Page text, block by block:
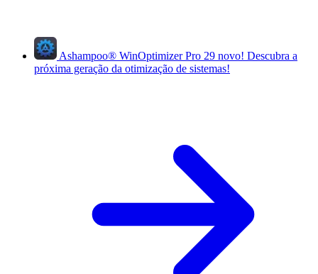
Ashampoo® WinOptimizer Pro 29 novo! Descubra a
próxima geração da otimização de sistemas!